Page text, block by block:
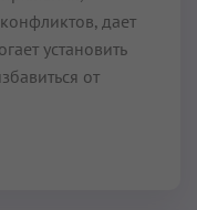
дает
установить
от